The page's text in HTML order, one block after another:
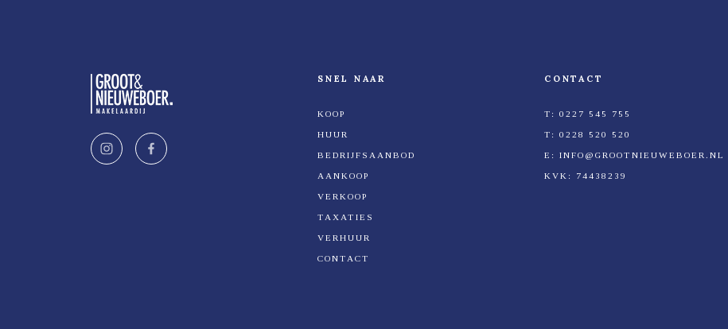
SNEL NAAR
KOOP
HUUR
BEDRIJFSAANBOD
AANKOOP
VERKOOP
TAXATIES
VERHUUR
CONTACT
CONTACT
T: 0227 545 755
T: 0228 520 520
E: INFO@GROOTNIEUWEBOER.NL
KVK: 74438239